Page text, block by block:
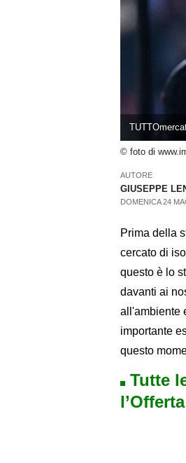
© foto di
AUTORE
GIUSEPPE
DOMENICA 24
Prima della
cercato di
questo è lo
davanti ai
all'ambiente
importante
questo
Tutte